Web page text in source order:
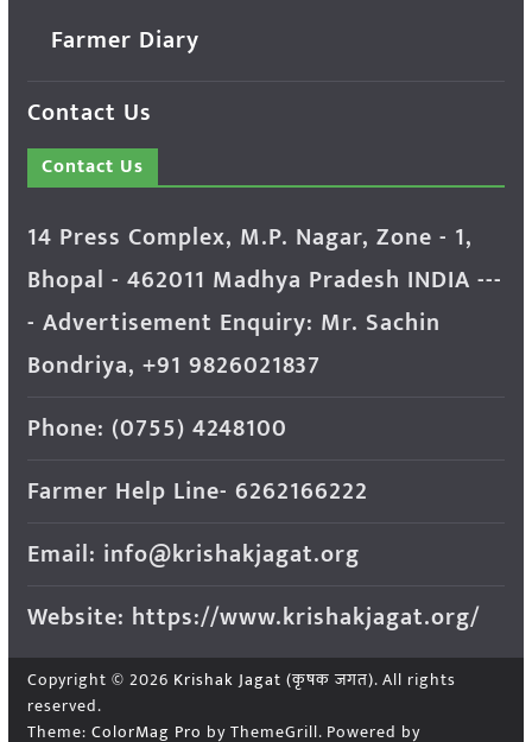
Farmer Diary
Contact Us
Contact Us
14 Press Complex, M.P. Nagar, Zone - 1,
Bhopal - 462011 Madhya Pradesh INDIA ---
- Advertisement Enquiry: Mr. Sachin
Bondriya, +91 9826021837
Phone: (0755) 4248100
Farmer Help Line- 6262166222
Email: info@krishakjagat.org
Website: https://www.krishakjagat.org/
Copyright © 2026 Krishak Jagat (कृषक जगत). All rights
reserved.
Theme: ColorMag Pro by ThemeGrill. Powered by